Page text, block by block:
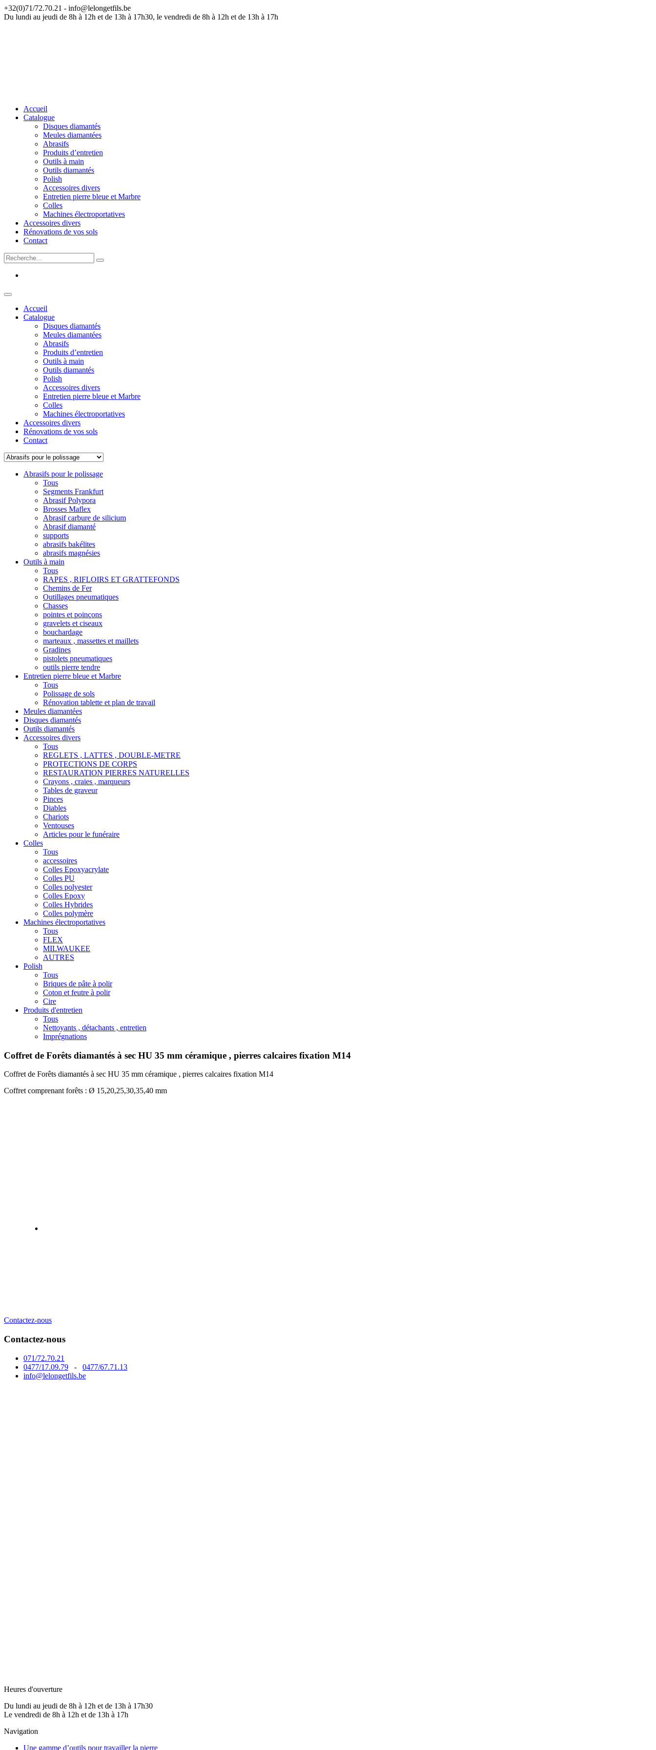
+32(0)71/72.70.21 - info@lelongetfils.be
Du lundi au jeudi de 8h à 12h et de 13h à 17h30, le vendredi de 8h à 12h et de 13h à 17h
Accueil
Catalogue
Disques diamantés
Meules diamantées
Abrasifs
Produits d’entretien
Outils à main
Outils diamantés
Polish
Accessoires divers
Entretien pierre bleue et Marbre
Colles
Machines électroportatives
Accessoires divers
Rénovations de vos sols
Contact
Accueil
Catalogue
Disques diamantés
Meules diamantées
Abrasifs
Produits d’entretien
Outils à main
Outils diamantés
Polish
Accessoires divers
Entretien pierre bleue et Marbre
Colles
Machines électroportatives
Accessoires divers
Rénovations de vos sols
Contact
Abrasifs pour le polissage
Tous
Segments Frankfurt
Abrasif Polypora
Brosses Maflex
Abrasif carbure de silicium
Abrasif diamanté
supports
abrasifs bakélites
abrasifs magnésies
Outils à main
Tous
RAPES , RIFLOIRS ET GRATTEFONDS
Chemins de Fer
Outillages pneumatiques
Chasses
pointes et poinçons
gravelets et ciseaux
bouchardage
marteaux , massettes et maillets
Gradines
pistolets pneumatiques
outils pierre tendre
Entretien pierre bleue et Marbre
Tous
Polissage de sols
Rénovation tablette et plan de travail
Meules diamantées
Disques diamantés
Outils diamantés
Accessoires divers
Tous
REGLETS , LATTES , DOUBLE-METRE
PROTECTIONS DE CORPS
RESTAURATION PIERRES NATURELLES
Crayons , craies , marqueurs
Tables de graveur
Pinces
Diables
Chariots
Ventouses
Articles pour le funéraire
Colles
Tous
accessoires
Colles Epoxyacrylate
Colles PU
Colles polyester
Colles Epoxy
Colles Hybrides
Colles polymère
Machines électroportatives
Tous
FLEX
MILWAUKEE
AUTRES
Polish
Tous
Briques de pâte à polir
Coton et feutre à polir
Cire
Produits d'entretien
Tous
Nettoyants , détachants , entretien
Imprégnations
Coffret de Forêts diamantés à sec HU 35 mm céramique , pierres calcaires fixation M14
Coffret de Forêts diamantés à sec HU 35 mm céramique , pierres calcaires fixation M14
Coffret comprenant forêts : Ø 15,20,25,30,35,40 mm
Contactez-nous
Contactez-nous
071/72.70.21
0477/17.09.79 - 0477/67.71.13
info@lelongetfils.be
Heures d'ouverture
Du lundi au jeudi de 8h à 12h et de 13h à 17h30
Le vendredi de 8h à 12h et de 13h à 17h
Navigation
Une gamme d’outils pour travailler la pierre
ATTENTION — Nos bureaux sont fermés du 17 juillet au 9 août inclus. Merci